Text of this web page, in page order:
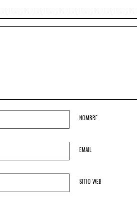
NOMBRE
EMAIL
SITIO WEB